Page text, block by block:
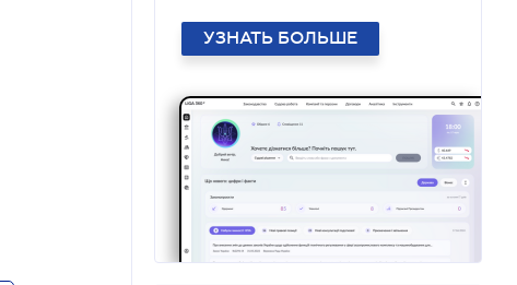
УЗНАТЬ БОЛЬШЕ